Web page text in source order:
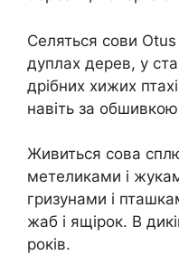
Селяться сови
дуплах дерев, у
дрібних хижих
навіть за обшивкою
Живиться сова
метеликами і
гризунами і
жаб і ящірок. В
років.